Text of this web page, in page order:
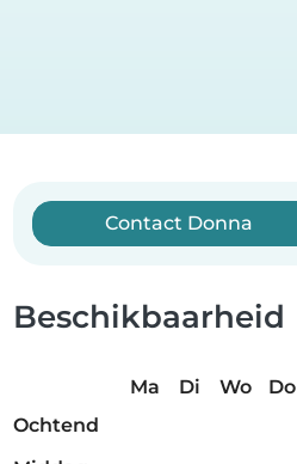
Contact Donna
Beschikbaarheid
Ma Di Wo Do
Ochtend